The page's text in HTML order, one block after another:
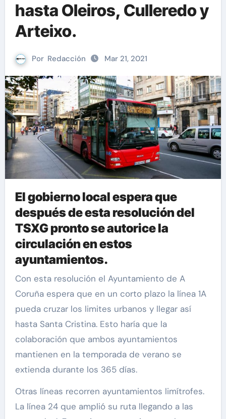
hasta Oleiros, Culleredo y
Arteixo.
Por Redacción Mar 21, 2021
El gobierno local espera que
después de esta resolución del
TSXG pronto se autorice la
circulación en estos
ayuntamientos.
Con esta resolución el Ayuntamiento de A
Coruña espera que en un corto plazo la línea 1A
pueda cruzar los limites urbanos y llegar así
hasta Santa Cristina. Esto haría que la
colaboración que ambos ayuntamientos
mantienen en la temporada de verano se
extienda durante los 365 días.
Otras líneas recorren ayuntamientos limítrofes.
La línea 24 que amplió su ruta llegando a las